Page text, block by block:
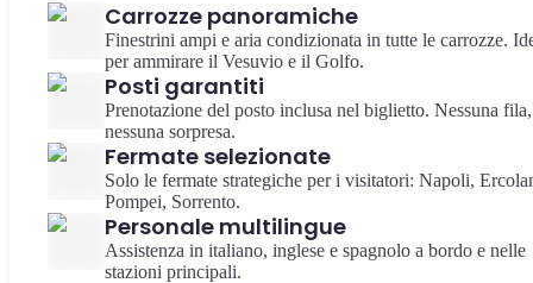
Carrozze panoramiche
Finestrini ampi e aria condizionata in tutte le carrozze.
per ammirare il Vesuvio e il Golfo.
Posti garantiti
Prenotazione del posto inclusa nel biglietto. Nessuna fila,
nessuna sorpresa.
Fermate selezionate
Solo le fermate strategiche per i visitatori: Napoli,
Pompei, Sorrento.
Personale multilingue
Assistenza in italiano, inglese e spagnolo a bordo e nelle
stazioni principali.